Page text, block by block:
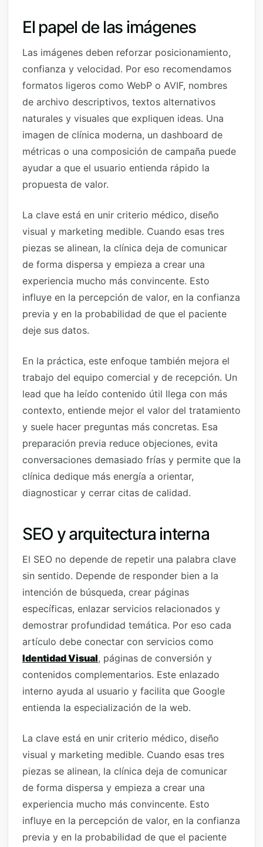
El papel de las imágenes
Las imágenes deben reforzar posicionamiento,
confianza y velocidad. Por eso recomendamos
formatos ligeros como WebP o AVIF, nombres
de archivo descriptivos, textos alternativos
naturales y visuales que expliquen ideas. Una
imagen de clínica moderna, un dashboard de
métricas o una composición de campaña puede
ayudar a que el usuario entienda rápido la
propuesta de valor.
La clave está en unir criterio médico, diseño
visual y marketing medible. Cuando esas tres
piezas se alinean, la clínica deja de comunicar
de forma dispersa y empieza a crear una
experiencia mucho más convincente. Esto
influye en la percepción de valor, en la confianza
previa y en la probabilidad de que el paciente
deje sus datos.
En la práctica, este enfoque también mejora el
trabajo del equipo comercial y de recepción. Un
lead que ha leído contenido útil llega con más
contexto, entiende mejor el valor del tratamiento
y suele hacer preguntas más concretas. Esa
preparación previa reduce objeciones, evita
conversaciones demasiado frías y permite que la
clínica dedique más energía a orientar,
diagnosticar y cerrar citas de calidad.
SEO y arquitectura interna
El SEO no depende de repetir una palabra clave
sin sentido. Depende de responder bien a la
intención de búsqueda, crear páginas
específicas, enlazar servicios relacionados y
demostrar profundidad temática. Por eso cada
artículo debe conectar con servicios como
Identidad Visual, páginas de conversión y
contenidos complementarios. Este enlazado
interno ayuda al usuario y facilita que Google
entienda la especialización de la web.
La clave está en unir criterio médico, diseño
visual y marketing medible. Cuando esas tres
piezas se alinean, la clínica deja de comunicar
de forma dispersa y empieza a crear una
experiencia mucho más convincente. Esto
influye en la percepción de valor, en la confianza
previa y en la probabilidad de que el paciente